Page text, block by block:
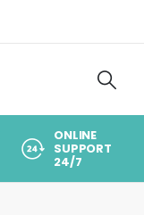
ONLINE
SUPPORT
24/7